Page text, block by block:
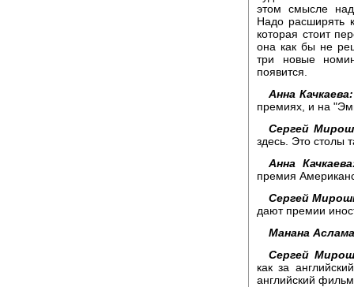
этом смысле
Надо расширять
которая стоит
она как бы не
три новые
появится.
Анна Качкаева:
премиях, и на
Сергей
здесь. Это столы
Анна
премия
Сергей
дают премии
Манана
Сергей
как за
английский